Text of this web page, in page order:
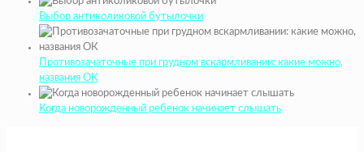
Выбор антиколиковой бутылочки
Противозачаточные при грудном вскармливании: какие можно,
названия ОК
Когда новорожденный ребенок начинает слышать